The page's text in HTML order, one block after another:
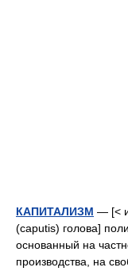
КАПИТАЛИЗМ — [<
(caputis) голова]
основанный на
производства, на